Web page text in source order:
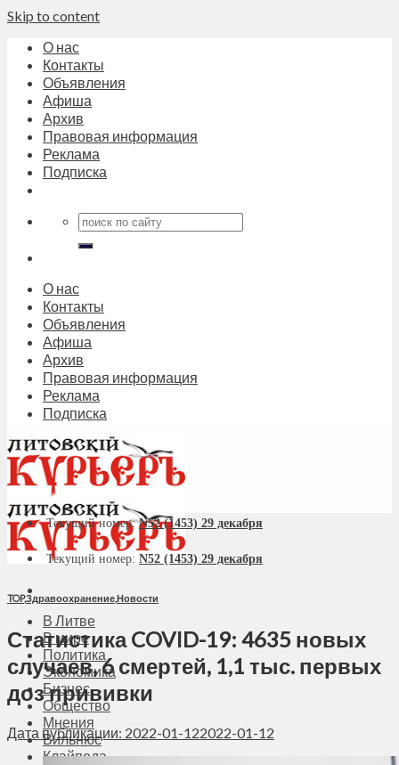
Skip to content
О нас
Контакты
Объявления
Афиша
Архив
Правовая информация
Реклама
Подписка
О нас
Контакты
Объявления
Афиша
Архив
Правовая информация
Реклама
Подписка
В Литве
В мире
Политика
Экономика
Бизнес
Общество
Мнения
Вильнюс
Клайпеда
Текущий номер:N52 (1453) 29 декабря
Текущий номер: N52 (1453) 29 декабря
TOP,Здравоохранение,Новости
Статистика COVID-19: 4635 новых
случаев, 6 смертей, 1,1 тыс. первых
доз прививки
Дата публикации: 2022-01-122022-01-12